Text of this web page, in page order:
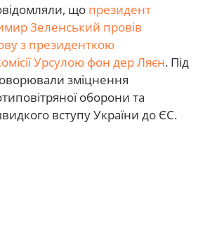
що президент
Зеленський провів
з президенткою
Урсулою фон дер Ляєн. Під
зміцнення
оборони та
вступу України до ЄС.